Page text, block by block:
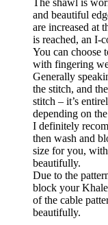
and beautiful
are increased at
is reached, an I-
You can choose
with fingering
Generally
the stitch, and
stitch – it’s
depending on
I definitely
then wash and
size for you,
beautifully.
Due to the
block your
of the cable
beautifully.